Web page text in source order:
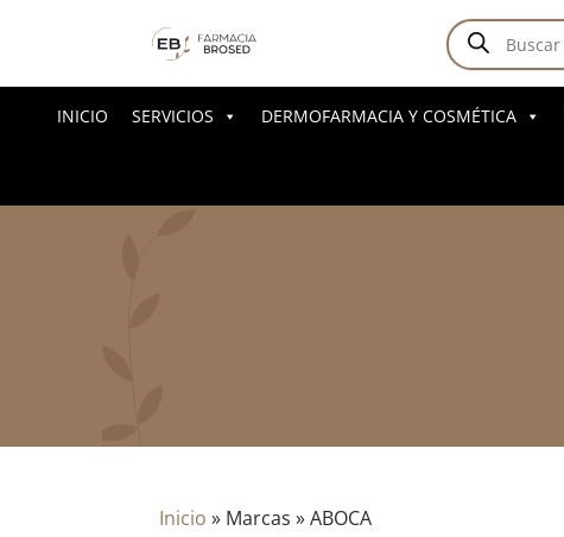
Búsqueda
de
productos
INICIO SERVICIOS DERMOFARMACIA Y COSMÉTICA
Inicio » Marcas »ABOCA